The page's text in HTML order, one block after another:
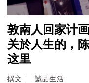
敦南人回家计
关於人生的，
这里
撰文 誠品生活